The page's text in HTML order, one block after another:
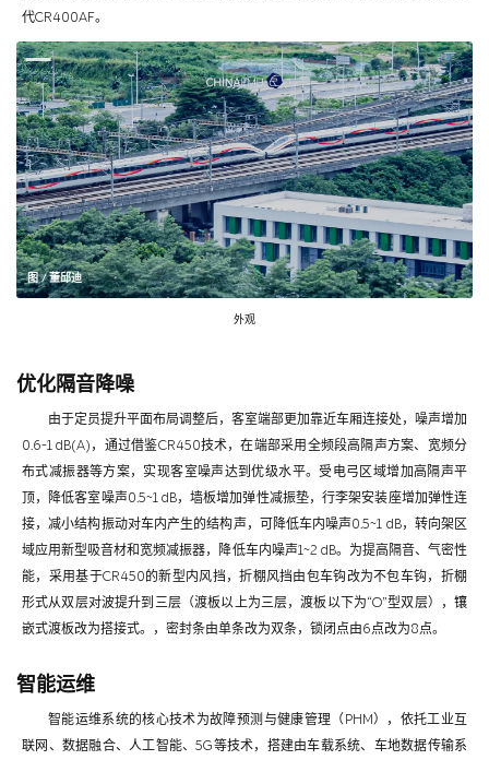
代CR400AF。
图 / 董邱迪
外观
优化隔音降噪
由于定员提升平面布局调整后，客室端部更加靠近车厢连接处，噪声增加
0.6-1 dB(A)，通过借鉴CR450技术，在端部采用全频段高隔声方案、宽频分
布式减振器等方案，实现客室噪声达到优级水平。受电弓区域增加高隔声平
顶，降低客室噪声0.5~1 dB，墙板增加弹性减振垫，行李架安装座增加弹性连
接，减小结构振动对车内产生的结构声，可降低车内噪声0.5~1 dB，转向架区
域应用新型吸音材和宽频减振器，降低车内噪声1~2 dB。为提高隔音、气密性
能，采用基于CR450的新型内风挡，折棚风挡由包车钩改为不包车钩，折棚
形式从双层对波提升到三层（渡板以上为三层，渡板以下为“O”型双层），镶
嵌式渡板改为搭接式。，密封条由单条改为双条，锁闭点由6点改为8点。
智能运维
智能运维系统的核心技术为故障预测与健康管理（PHM），依托工业互
联网、数据融合、人工智能、5G等技术，搭建由车载系统、车地数据传输系